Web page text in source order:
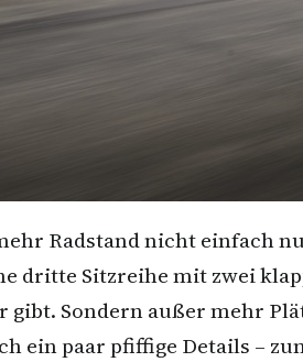
Radstand nicht einfach
dritte Sitzreihe mit zwei
gibt. Sondern außer mehr
ein paar pfiffige Details –